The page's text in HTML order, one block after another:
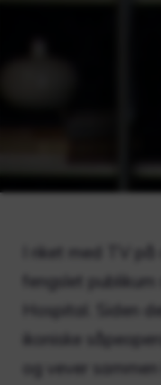
I riket med TV
fengslet
Hospital. Siden
ikoniske
og vever